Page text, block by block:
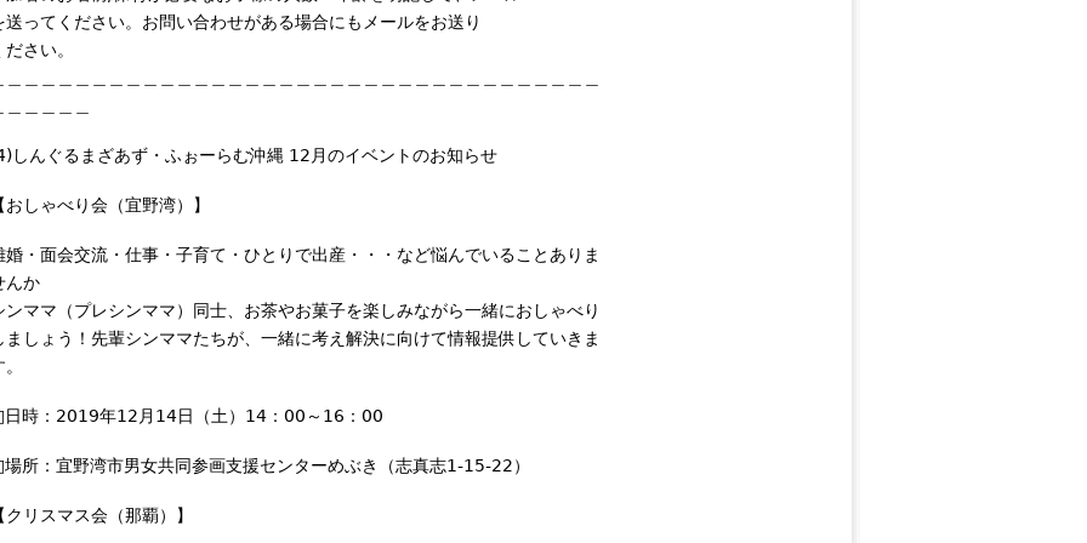
i
n
e
m
a
)
送ってください。お問い合わせがある場合にもメールをお送り
ださい。
しんぐるまざあず・ふぉーらむ沖縄 12月のイベントのお知らせ
おしゃべり会（宜野湾）】
婚・面会交流・仕事・子育て・ひとりで出産・・・など悩んでいることありま
んか
ンママ（プレシンママ）同士、お茶やお菓子を楽しみながら一緒におしゃべり
ましょう！先輩シンママたちが、一緒に考え解決に向けて情報提供していきま
時：2019年12月14日（土）14：00～16：00
所：宜野湾市男女共同参画支援センターめぶき（志真志1-15-22）
クリスマス会（那覇）】